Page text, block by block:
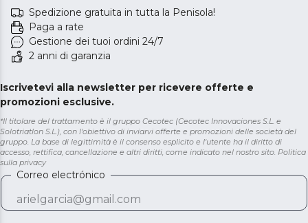
Spedizione gratuita in tutta la Penisola!
Paga a rate
Gestione dei tuoi ordini 24/7
2 anni di garanzia
Iscrivetevi alla newsletter per ricevere offerte e
promozioni esclusive.
*Il titolare del trattamento è il gruppo Cecotec (Cecotec Innovaciones S.L. e
Solotriatlon S.L.), con l'obiettivo di inviarvi offerte e promozioni delle società del
gruppo. La base di legittimità è il consenso esplicito e l'utente ha il diritto di
accesso, rettifica, cancellazione e altri diritti, come indicato nel nostro sito. Politica
sulla privacy
Correo electrónico